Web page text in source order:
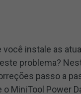
você instale as
problema?
passo a
MiniTool Power